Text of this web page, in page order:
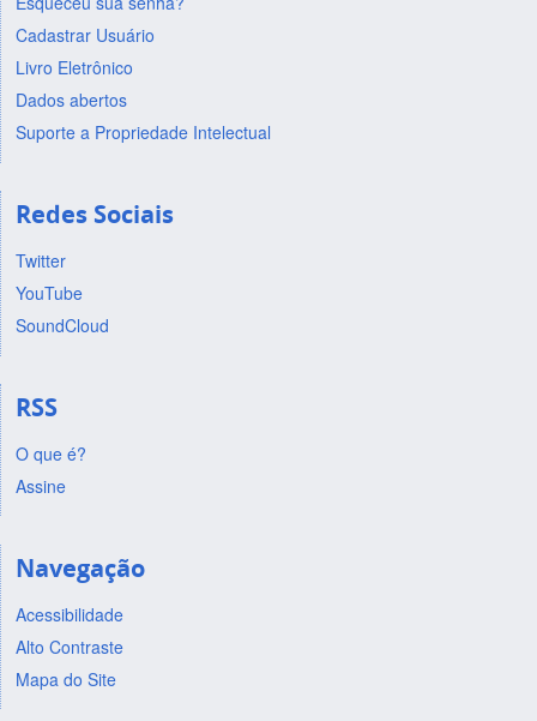
Cadastrar Usuário
Livro Eletrônico
Dados abertos
Suporte a Propriedade Intelectual
Redes Sociais
Twitter
YouTube
SoundCloud
RSS
O que é?
Assine
Navegação
Acessibilidade
Alto Contraste
Mapa do Site